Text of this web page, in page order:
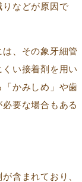
などが原因で
、その象牙細管
い接着剤を用い
かみしめ」や歯
要な場合もある
含まれており、